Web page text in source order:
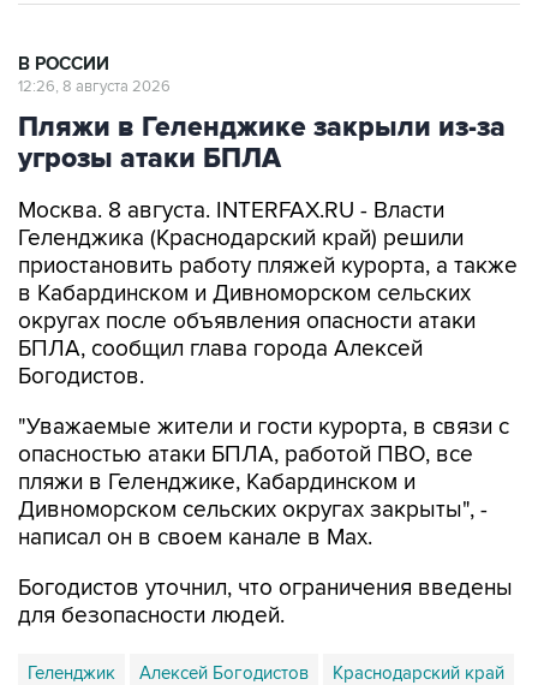
В РОССИИ
12:26, 8 августа 2026
Пляжи в Геленджике закрыли из-за
угрозы атаки БПЛА
Москва. 8 августа. INTERFAX.RU - Власти
Геленджика (Краснодарский край) решили
приостановить работу пляжей курорта, а также
в Кабардинском и Дивноморском сельских
округах после объявления опасности атаки
БПЛА, сообщил глава города Алексей
Богодистов.
"Уважаемые жители и гости курорта, в связи с
опасностью атаки БПЛА, работой ПВО, все
пляжи в Геленджике, Кабардинском и
Дивноморском сельских округах закрыты", -
написал он в своем канале в Max.
Богодистов уточнил, что ограничения введены
для безопасности людей.
Геленджик Алексей Богодистов Краснодарский край